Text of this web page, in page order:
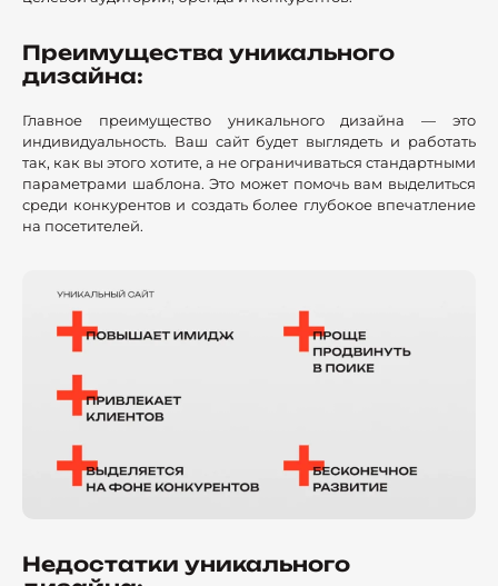
Преимущества уникального
дизайна:
Главное преимущество уникального дизайна — это
индивидуальность. Ваш сайт будет выглядеть и работать
так, как вы этого хотите, а не ограничиваться стандартными
параметрами шаблона. Это может помочь вам выделиться
среди конкурентов и создать более глубокое впечатление
на посетителей.
Недостатки уникального